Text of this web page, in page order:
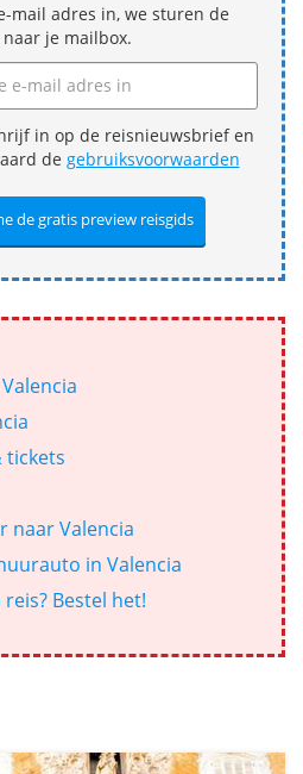
mail adres in, we sturen de
je mailbox.
in op de reisnieuwsbrief en
de gebruiksvoorwaarden
tickets
naar Valencia
in Valencia
Bestel het!